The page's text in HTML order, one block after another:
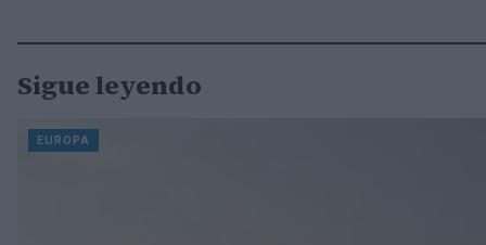
Sigue leyendo
EUROPA